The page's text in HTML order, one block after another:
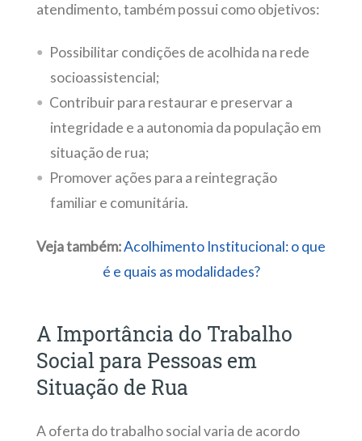
atendimento, também possui como objetivos:
Possibilitar condições de acolhida na rede
socioassistencial;
Contribuir para restaurar e preservar a
integridade e a autonomia da população em
situação de rua;
Promover ações para a reintegração
familiar e comunitária.
Veja também:Acolhimento Institucional: o que
é e quais as modalidades?
A Importância do Trabalho
Social para Pessoas em
Situação de Rua
A oferta do trabalho social varia de acordo